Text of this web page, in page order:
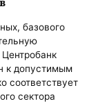
базового
к допустимым
соответствует
сектора